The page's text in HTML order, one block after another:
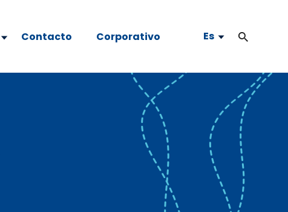
Contacto Corporativo Es